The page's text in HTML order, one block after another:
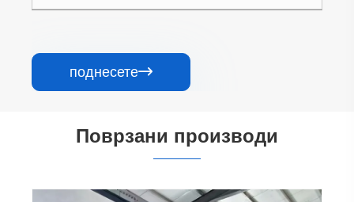
поднесете
Поврзани производи